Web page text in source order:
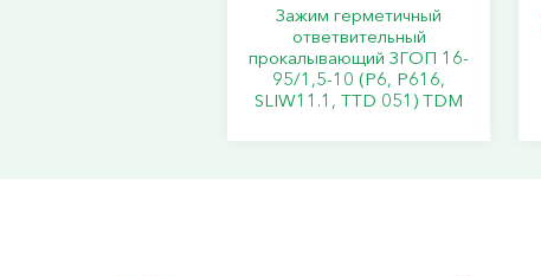
Зажим герметичный
ответвительный
прокалывающий ЗГОП 16-
95/1,5-10 (P6, P616,
SLIW11.1, TTD 051) TDM